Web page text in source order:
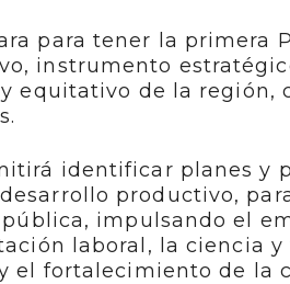
para tener la primera
instrumento
equitativo de la región,
identificar planes y
productivo,
impulsando el
laboral, la ciencia
el fortalecimiento de la